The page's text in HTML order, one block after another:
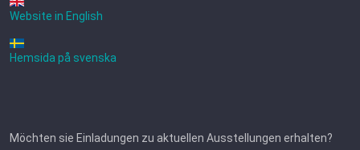
Website in English
Hemsida på svenska
Möchten sie Einladungen zu aktuellen Ausstellungen erhalten?